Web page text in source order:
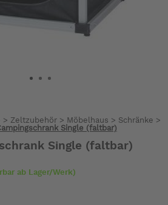
> Zeltzubehör> Möbelhaus > Schränke >
Single (faltbar)
Single (faltbar)
ab Lager/Werk)